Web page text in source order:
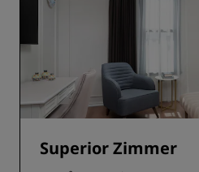
Superior Zimmer